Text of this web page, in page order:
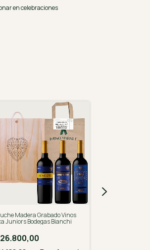
en celebraciones
Madera Grabado Vinos
Juniors Bodegas Bianchi